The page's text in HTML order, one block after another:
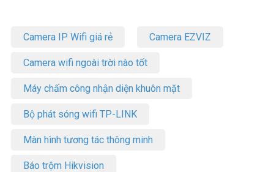
Camera IP Wifi giá rẻ Camera EZVIZ
Camera wifi ngoài trời nào tốt
Máy chấm công nhận diện khuôn mặt
Bộ phát sóng wifi TP-LINK
Màn hình tương tác thông minh
Báo trộm Hikvision